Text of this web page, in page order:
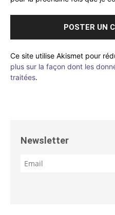
Ce site utilise Akismet pour
plus sur la façon dont les
traitées.
Newsletter